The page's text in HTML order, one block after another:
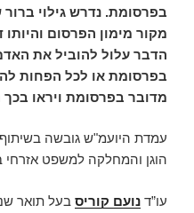
בפרסומת. נדרש גילוי
מקור מימון הפרסום
הדבר עלול להוביל את
בפרסומת או לכל הפחות
מדובר בפרסומת ויראו
עמדת היועמ"ש גובשה
הוגן והמחלקה למשפט אזרחי
עו”ד נועם קוריס בעל תואר